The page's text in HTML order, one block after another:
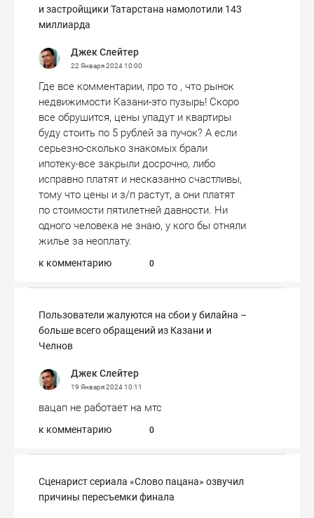
и застройщики Татарстана намолотили 143
миллиарда
Джек Слейтер
22 Января 202410:00
Где все комментарии, про то , что рынок
недвижимости Казани-это пузырь! Скоро
все обрушится, цены упадут и квартиры
буду стоить по 5 рублей за пучок? А если
серьезно-сколько знакомых брали
ипотеку-все закрыли досрочно, либо
исправно платят и несказанно счастливы,
тому что цены и з/п растут, а они платят
по стоимости пятилетней давности. Ни
одного человека не знаю, у кого бы отняли
жилье за неоплату.
к комментарию 0
Пользователи жалуются на сбои у билайна –
больше всего обращений из Казани и
Челнов
Джек Слейтер
19 Января 202410:11
вацап не работает на мтс
к комментарию 0
Сценарист сериала «Слово пацана» озвучил
причины пересъемки финала